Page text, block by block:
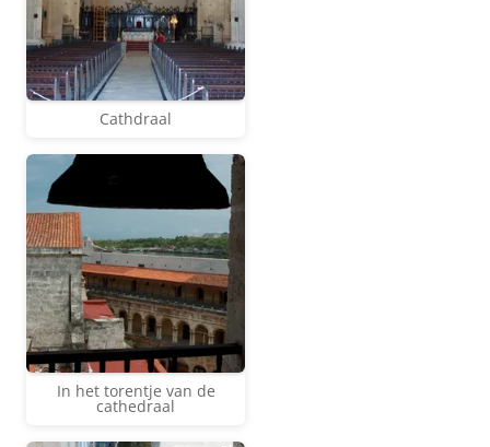
Cathdraal
In het torentje van de
cathedraal